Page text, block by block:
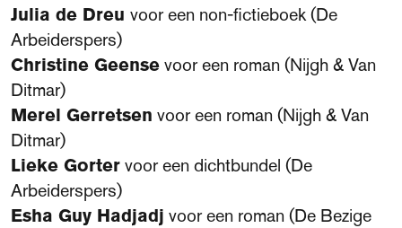
Julia de Dreu voor een non-fictieboek (De
Arbeiderspers)
Christine Geensevoor een roman (Nijgh & Van
Ditmar)
Merel Gerretsen voor een roman (Nijgh & Van
Ditmar)
Lieke Gortervoor een dichtbundel (De
Arbeiderspers)
Esha Guy Hadjadj voor een roman (De Bezige